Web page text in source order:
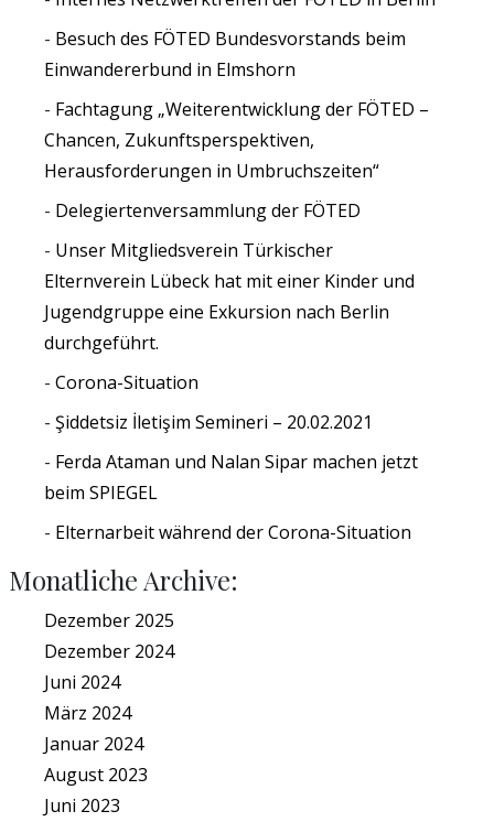
Besuch des FÖTED Bundesvorstands beim
Einwandererbund in Elmshorn
Fachtagung „Weiterentwicklung der FÖTED –
Chancen, Zukunftsperspektiven,
Herausforderungen in Umbruchszeiten“
Delegiertenversammlung der FÖTED
Unser Mitgliedsverein Türkischer
Elternverein Lübeck hat mit einer Kinder und
Jugendgruppe eine Exkursion nach Berlin
durchgeführt.
Corona-Situation
Şiddetsiz İletişim Semineri – 20.02.2021
Ferda Ataman und Nalan Sipar machen jetzt
beim SPIEGEL
Elternarbeit während der Corona-Situation
Monatliche Archive:
Dezember 2025
Dezember 2024
Juni 2024
März 2024
Januar 2024
August 2023
Juni 2023